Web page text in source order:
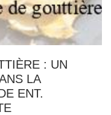
: UN
LA
ENT.